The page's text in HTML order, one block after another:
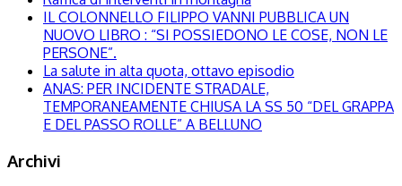
IL COLONNELLO FILIPPO VANNI PUBBLICA UN
NUOVO LIBRO : “SI POSSIEDONO LE COSE, NON LE
PERSONE”.
La salute in alta quota, ottavo episodio
ANAS: PER INCIDENTE STRADALE,
TEMPORANEAMENTE CHIUSA LA SS 50 “DEL GRAPPA
E DEL PASSO ROLLE” A BELLUNO
Archivi